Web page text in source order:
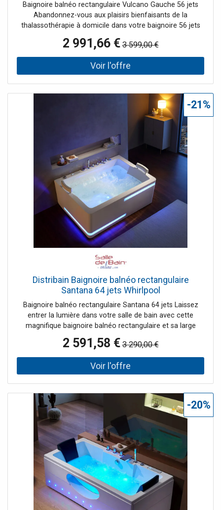
Baignoire balnéo rectangulaire Vulcano Gauche 56 jets
Abandonnez-vous aux plaisirs bienfaisants de la
thalassothérapie à domicile dans votre baignoire 56 jets
bain pour satisfaire vos envies d'évasion dans le monde
du bien-être grâce à tous ses équipements : 26 Injecteurs
d'air dont 4 injecteurs d'air chromothérapie à LED, 6 Jets
d'eau dorsaux et chromothérapie. Ses cascades
La forme innovante de la baignoire balnéo VULCANO
s'intègre harmonieusement dans les salles de bain
modernes, offrant une touche d'élégance et de
sophistication. L'asymétrie permet une optimisation de
l'espace, s'adaptant parfaitement aux configurations
variées. Choisir la baignoire VULCANO, c'est opter pour
une expérience de relaxation incomparable. C'est
l'opportunité de transformer votre salle de bain en un
véritable refuge de sérénité et de confort, où chaque bain
devient un rituel de détente et de plaisir. Le + : La baignoire
à jets d'eau Vulcano est disponible en version gauche ou
droite pour s'adapter à vos exigences, est équipée de
deux barres d'appui et d'un panneau de contrôle.
2 991,66 € 3 599,00 €
Distribain Baignoire balnéo rectangulaire
Santana 64 jets Whirlpool
Baignoire balnéo rectangulaire Santana 64 jets Laissez
entrer la lumière dans votre salle de bain avec cette
magnifique baignoire balnéo rectangulaire et sa large
cascade éclairée. Cette magnifique baignoire bénéficie de
64 jets massants pour une détente absolue. Les spots
subaquatiques et les éclairages sur tablier diffusent leur
lumière pour illuminer votre salle de bain toute entière et
expérience de bain sans égale.
2 591,58 € 3 290,00 €
-21%
-20%